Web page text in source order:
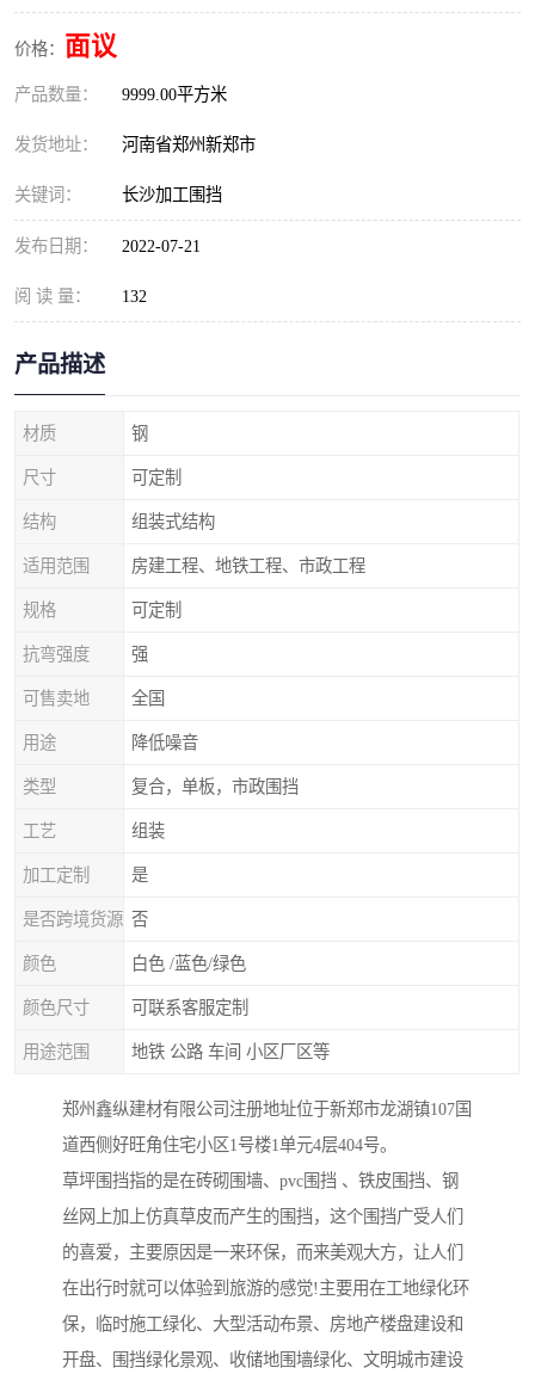
价格： 面议
产品数量： 9999.00平方米
发货地址： 河南省郑州新郑市
关键词： 长沙加工围挡
发布日期： 2022-07-21
阅 读 量： 132
产品描述
材质 钢
尺寸 可定制
结构 组装式结构
适用范围 房建工程、地铁工程、市政工程
规格 可定制
抗弯强度 强
可售卖地 全国
用途 降低噪音
类型 复合，单板，市政围挡
工艺 组装
加工定制 是
是否跨境货源 否
颜色 白色 /蓝色/绿色
颜色尺寸 可联系客服定制
用途范围 地铁 公路 车间 小区厂区等
郑州鑫纵建材有限公司注册地址位于新郑市龙湖镇107国
道西侧好旺角住宅小区1号楼1单元4层404号。
草坪围挡指的是在砖砌围墙、pvc围挡 、铁皮围挡、钢
丝网上加上仿真草皮而产生的围挡，这个围挡广受人们
的喜爱，主要原因是一来环保，而来美观大方，让人们
在出行时就可以体验到旅游的感觉!主要用在工地绿化环
保，临时施工绿化、大型活动布景、房地产楼盘建设和
开盘、围挡绿化景观、收储地围墙绿化、文明城市建设